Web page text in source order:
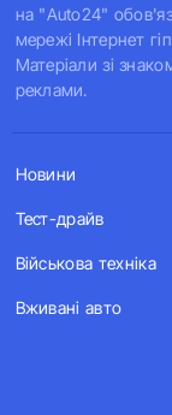
на "Auto24"
мережі Інтернет
Матеріали зі
реклами.
Новини
Тест-драйв
Військова техніка
Вживані авто